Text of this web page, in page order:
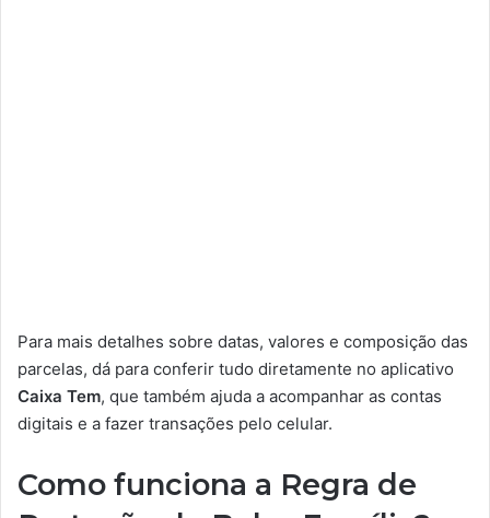
Para mais detalhes sobre datas, valores e composição das
parcelas, dá para conferir tudo diretamente no aplicativo
Caixa Tem, que também ajuda a acompanhar as contas
digitais e a fazer transações pelo celular.
Como funciona a Regra de